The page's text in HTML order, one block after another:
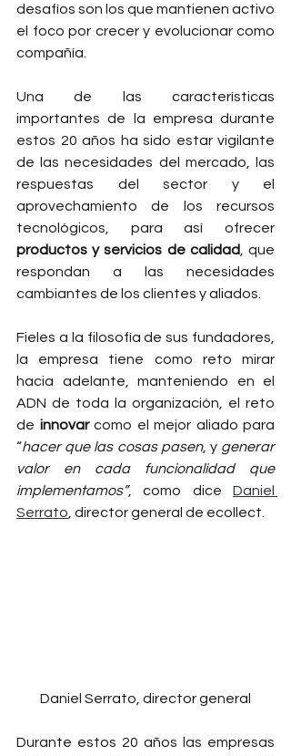
desafíos son los que mantienen activo
el foco por crecer y evolucionar como
compañía.
Una de las características
importantes de la empresa durante
estos 20 años ha sido estar vigilante
de las necesidades del mercado, las
respuestas del sector y el
aprovechamiento de los recursos
productos y servicios de calidad
, que
respondan a las necesidades
cambiantes de los clientes y aliados.
Fieles a la filosofía de sus fundadores,
la empresa tiene como reto mirar
hacia adelante, manteniendo en el
ADN de toda la organización, el reto
de innovar como el mejor aliado para
“hacer que las cosas pasen, y generar
valor en cada funcionalidad que
implementamos”, como dice Daniel
Serrato , director general de ecollect.
Daniel Serrato, director general
Durante estos 20 años las empresas